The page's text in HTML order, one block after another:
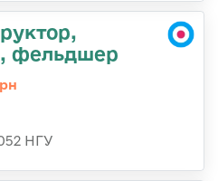
фельдшер
НГУ